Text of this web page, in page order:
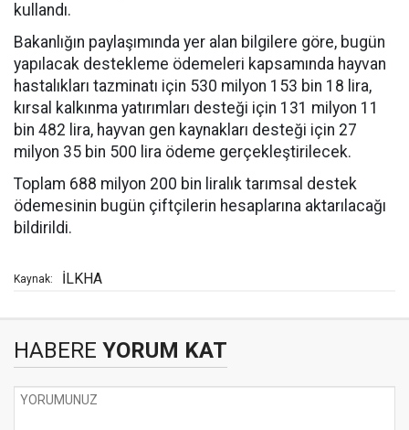
kullandı.
Bakanlığın paylaşımında yer alan bilgilere göre, bugün
yapılacak destekleme ödemeleri kapsamında hayvan
hastalıkları tazminatı için 530 milyon 153 bin 18 lira,
kırsal kalkınma yatırımları desteği için 131 milyon 11
bin 482 lira, hayvan gen kaynakları desteği için 27
milyon 35 bin 500 lira ödeme gerçekleştirilecek.
Toplam 688 milyon 200 bin liralık tarımsal destek
ödemesinin bugün çiftçilerin hesaplarına aktarılacağı
bildirildi.
Kaynak: İLKHA
HABERE YORUM KAT